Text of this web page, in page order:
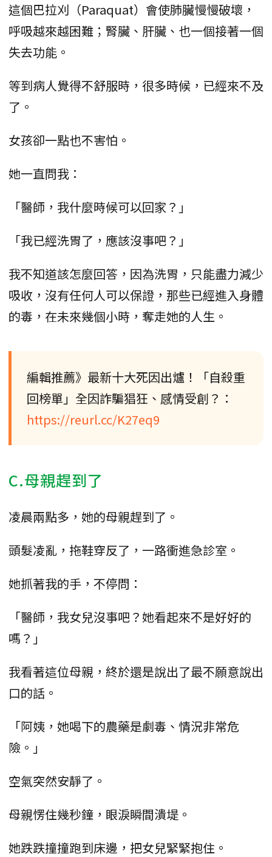
這個巴拉刈（Paraquat）會使肺臟慢慢破壞，
呼吸越來越困難；腎臟、肝臟、也一個接著一個
失去功能。
等到病人覺得不舒服時，很多時候，已經來不及
了。
女孩卻一點也不害怕。
她一直問我：
「醫師，我什麼時候可以回家？」
「我已經洗胃了，應該沒事吧？」
我不知道該怎麼回答，因為洗胃，只能盡力減少
吸收，沒有任何人可以保證，那些已經進入身體
的毒，在未來幾個小時，奪走她的人生。
編輯推薦》最新十大死因出爐！「自殺重
回榜單」全因詐騙猖狂、感情受創？：
https://reurl.cc/K27eq9
C.母親趕到了
凌晨兩點多，她的母親趕到了。
頭髮凌亂，拖鞋穿反了，一路衝進急診室。
她抓著我的手，不停問：
「醫師，我女兒沒事吧？她看起來不是好好的
嗎？」
我看著這位母親，終於還是說出了最不願意說出
口的話。
「阿姨，她喝下的農藥是劇毒、情況非常危
險。」
空氣突然安靜了。
母親愣住幾秒鐘，眼淚瞬間潰堤。
她跌跌撞撞跑到床邊，把女兒緊緊抱住。